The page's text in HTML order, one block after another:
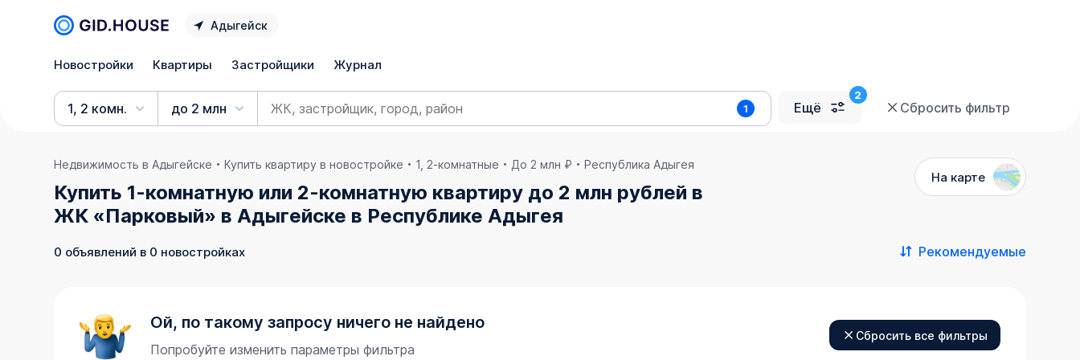
Адыгейск
Новостройки Квартиры Застройщики Журнал
1, 2 комн. до 2 млн 1 Ещё Сбросить фильтр
Недвижимость в Адыгейске Купить квартиру в новостройке 1, 2-комнатные До 2 млн ₽ Республика Адыгея
Купить 1-комнатную или 2-комнатную квартиру до 2 млн рублей в
ЖК «Парковый» в Адыгейске в Республике Адыгея
На карте
0 объявлений в 0 новостройках Рекомендуемые
Ой, по такому запросу ничего не найдено
Попробуйте изменить параметры фильтра
Сбросить все фильтры